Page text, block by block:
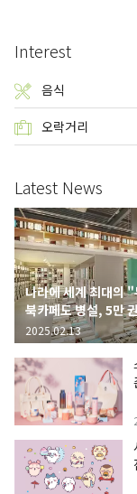
Interest
음식
오락거리
Latest News
나라에 세계 최대의
북카페도 병설, 5만
2025.02.13